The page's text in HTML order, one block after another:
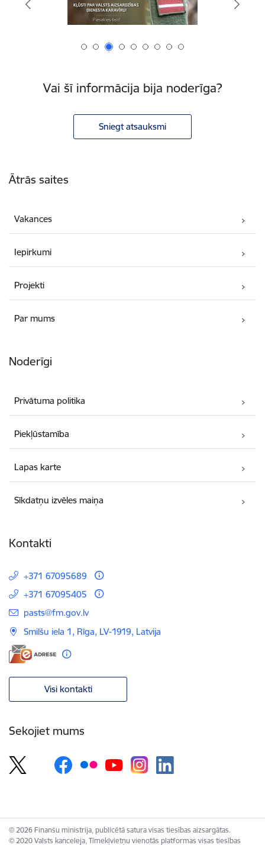
Vai šī informācija bija noderīga?
Sniegt atsauksmi
Ātrās saites
Vakances
Iepirkumi
Projekti
Par mums
Noderīgi
Privātuma politika
Piekļūstamība
Lapas karte
Sīkdatņu izvēles maiņa
Kontakti
+371 67095689
+371 67095405
E-pasts:
pasts@fm.gov.lv
Smilšu iela 1, Rīga, LV-1919, Latvija
Visi kontakti
Sekojiet mums
© 2026 Finanšu ministrija, publicētā satura visas tiesības aizsargātas.
© 2020 Valsts kanceleja, Tīmekļvietņu vienotās platformas visas tiesības